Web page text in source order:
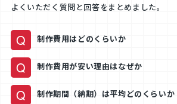
よくいただく質問と回答をまとめました。
Q 制作費用はどのくらいか
Q 制作費用が安い理由はなぜか
Q 制作期間（納期）は平均どのくらいか